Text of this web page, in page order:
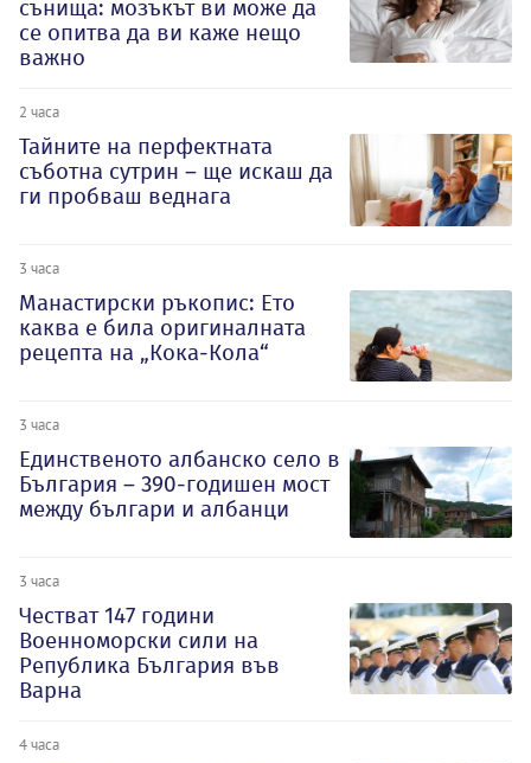
сънища: мозъкът ви може да
се опитва да ви каже нещо
важно
2 часа
Тайните на перфектната
съботна сутрин – ще искаш да
ги пробваш веднага
3 часа
Манастирски ръкопис: Ето
каква е била оригиналната
рецепта на „Кока-Кола“
3 часа
Единственото албанско село в
България – 390-годишен мост
между българи и албанци
3 часа
Честват 147 години
Военноморски сили на
Република България във
Варна
4 часа